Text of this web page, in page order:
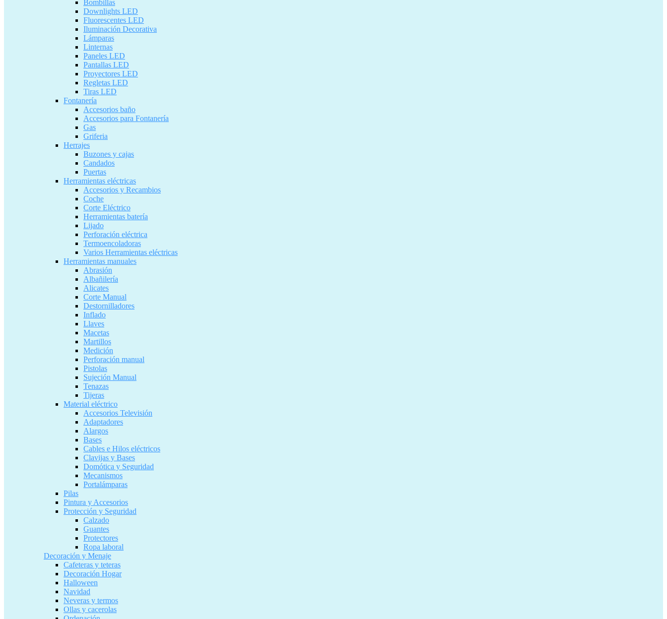
Bombillas
Downlights LED
Fluorescentes LED
Iluminación Decorativa
Lámparas
Linternas
Paneles LED
Pantallas LED
Proyectores LED
Regletas LED
Tiras LED
Fontanería
Accesorios baño
Accesorios para Fontanería
Gas
Griferia
Herrajes
Buzones y cajas
Candados
Puertas
Herramientas eléctricas
Accesorios y Recambios
Coche
Corte Eléctrico
Herramientas batería
Lijado
Perforación eléctrica
Termoencoladoras
Varios Herramientas eléctricas
Herramientas manuales
Abrasión
Albañilería
Alicates
Corte Manual
Destornilladores
Inflado
Llaves
Macetas
Martillos
Medición
Perforación manual
Pistolas
Sujeción Manual
Tenazas
Tijeras
Material eléctrico
Accesorios Televisión
Adaptadores
Alargos
Bases
Cables e Hilos eléctricos
Clavijas y Bases
Domótica y Seguridad
Mecanismos
Portalámparas
Pilas
Pintura y Accesorios
Protección y Seguridad
Calzado
Guantes
Protectores
Ropa laboral
Decoración y Menaje
Cafeteras y teteras
Decoración Hogar
Halloween
Navidad
Neveras y termos
Ollas y cacerolas